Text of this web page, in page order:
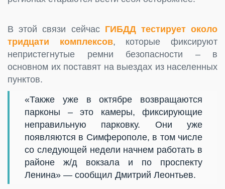
В этой связи сейчас ГИБДД тестирует около
тридцати комплексов, которые фиксируют
непристегнутые ремни безопасности – в
основном их поставят на выездах из населенных
пунктов.
«Также уже в октябре возвращаются
парконы – это камеры, фиксирующие
неправильную парковку. Они уже
появляются в Симферополе, в том числе
со следующей недели начнем работать в
районе ж/д вокзала и по проспекту
Ленина» — сообщил Дмитрий Леонтьев.